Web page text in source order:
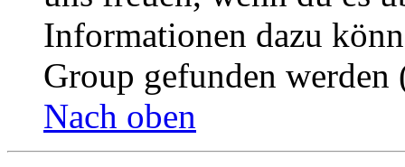
Informationen dazu
Group gefunden
Nach oben